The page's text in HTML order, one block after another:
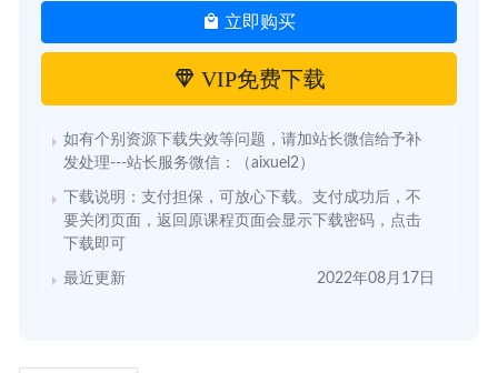
立即购买
VIP免费下载
如有个别资源下载失效等问题，请加站长微信给予补
发处理---站长服务微信：（aixuel2）
下载说明：支付担保，可放心下载。支付成功后，不
要关闭页面，返回原课程页面会显示下载密码，点击
下载即可
最近更新 2022年08月17日